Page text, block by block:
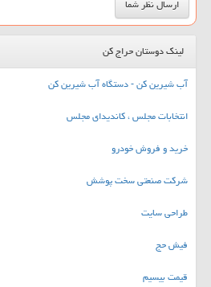
لینک دوستان حراج کن
آب شیرین کن - دستگاه آب شیرین کن
انتخابات مجلس ، کاندیدای مجلس
خرید و فروش خودرو
شرکت صنعتی سخت پوشش
طراحی سایت
فیش حج
قیمت بیسیم